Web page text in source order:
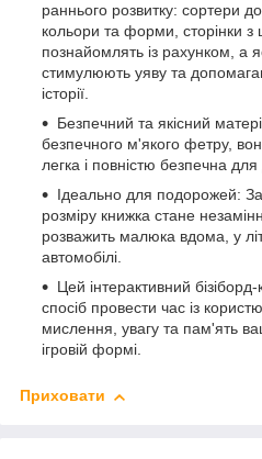
раннього розвитку: сортери
кольори та форми, сторінки
познайомлять із рахунком, а
стимулюють уяву та
історії.
Безпечний та якісний
безпечного м'якого фетру,
легка і повністю безпечна
Ідеально для подорожей:
розміру книжка стане
розважить малюка вдома, у
автомобілі.
Цей інтерактивний
спосіб провести час із
мислення, увагу та пам'ять
ігровій формі.
Приховати